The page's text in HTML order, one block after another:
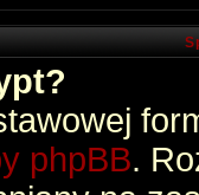
phpBB.